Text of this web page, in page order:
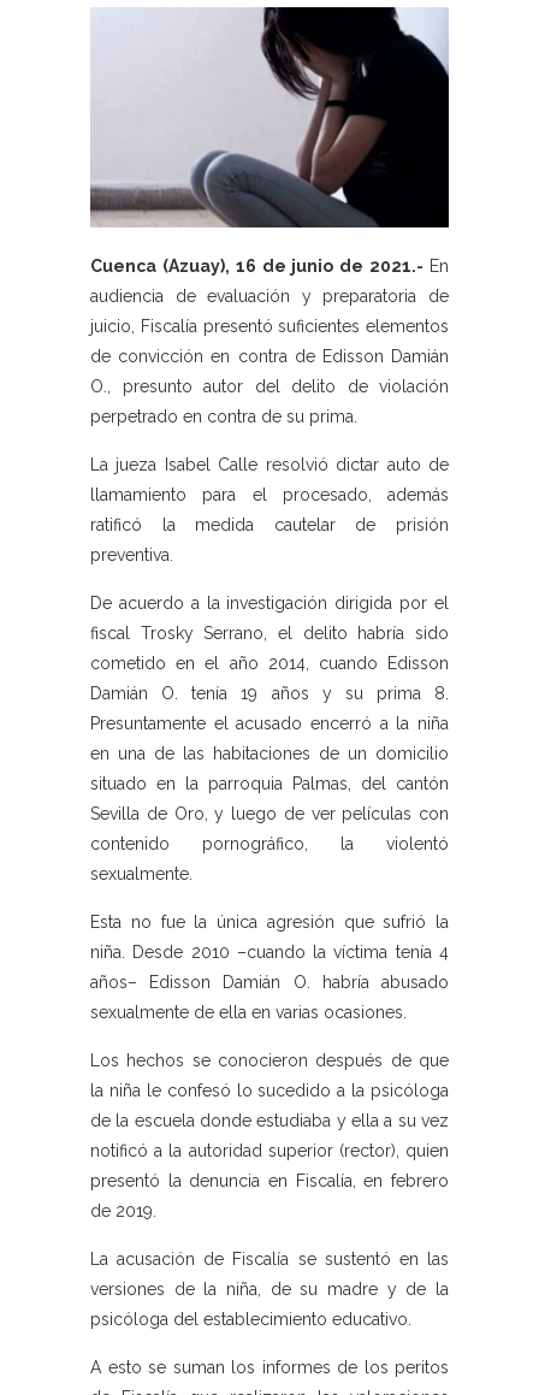
Cuenca (Azuay), 16 de junio de 2021.- En
audiencia de evaluación y preparatoria de
juicio, Fiscalía presentó suficientes elementos
de convicción en contra de Edisson Damián
O., presunto autor del delito de violación
perpetrado en contra de su prima.
La jueza Isabel Calle resolvió dictar auto de
llamamiento para el procesado, además
ratificó la medida cautelar de prisión
preventiva.
De acuerdo a la investigación dirigida por el
fiscal Trosky Serrano, el delito habría sido
cometido en el año 2014, cuando Edisson
Damián O. tenía 19 años y su prima 8.
Presuntamente el acusado encerró a la niña
en una de las habitaciones de un domicilio
situado en la parroquia Palmas, del cantón
Sevilla de Oro, y luego de ver películas con
contenido pornográfico, la violentó
sexualmente.
Esta no fue la única agresión que sufrió la
niña. Desde 2010 –cuando la víctima tenía 4
años– Edisson Damián O. habría abusado
sexualmente de ella en varias ocasiones.
Los hechos se conocieron después de que
la niña le confesó lo sucedido a la psicóloga
de la escuela donde estudiaba y ella a su vez
notificó a la autoridad superior (rector), quien
presentó la denuncia en Fiscalía, en febrero
de 2019.
La acusación de Fiscalía se sustentó en las
versiones de la niña, de su madre y de la
psicóloga del establecimiento educativo.
A esto se suman los informes de los peritos